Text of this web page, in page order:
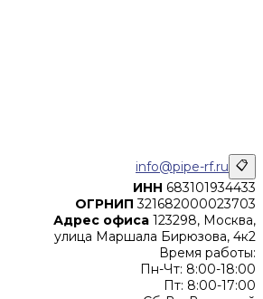
info@pipe-rf.ru 📋
ИНН 683101934433
ОГРНИП 321682000023703
Адрес офиса 123298, Москва,
улица Маршала Бирюзова, 4к2
Время работы:
Пн-Чт: 8:00-18:00
Пт: 8:00-17:00